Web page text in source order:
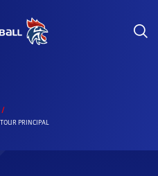
PRINCIPAL